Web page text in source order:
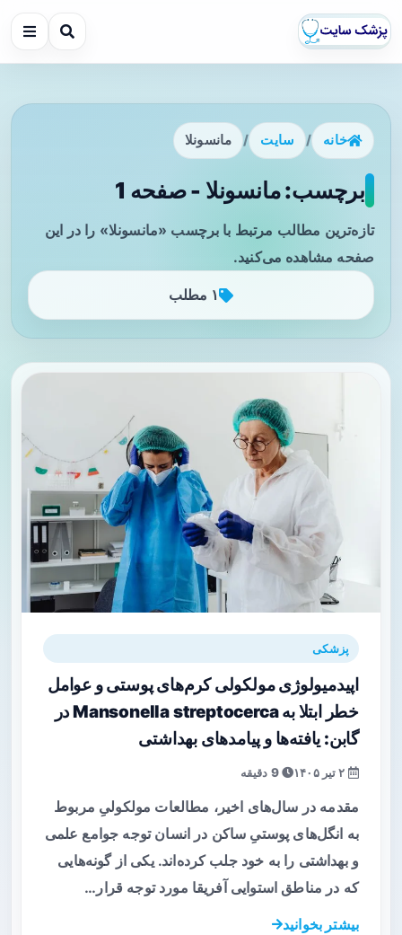
خانه / سایت / مانسونلا
برچسب: مانسونلا - صفحه 1
تازه‌ترین مطالب مرتبط با برچسب «مانسونلا» را در این
صفحه مشاهده می‌کنید.
۱ مطلب
پزشکی
اپیدمیولوژی مولکولی کرم‌های پوستی و عوامل
خطر ابتلا به Mansonella streptocerca در
گابن: یافته‌ها و پیامدهای بهداشتی
9 دقیقه
مقدمه در سال‌های اخیر، مطالعات مولکولیِ مربوط
به انگل‌های پوستیِ ساکن در انسان توجه جوامع علمی
و بهداشتی را به خود جلب کرده‌اند. یکی از گونه‌هایی
که در مناطق استوایی آفریقا مورد توجه قرار…
بیشتر بخوانید